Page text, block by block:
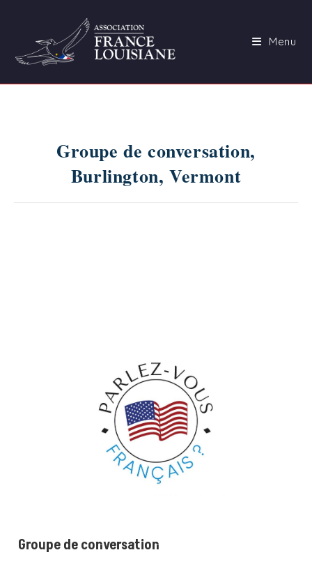
Menu
Groupe de conversation,
Burlington, Vermont
Groupe de conversation